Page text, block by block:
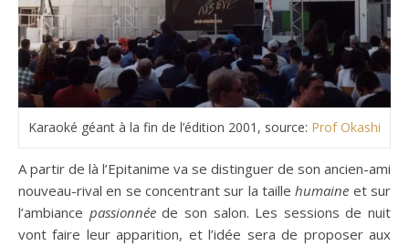
Karaoké géant à la fin de l’édition 2001, source: Prof Okashi
A partir de là l’Epitanime va se distinguer de son ancien-ami
nouveau-rival en se concentrant sur la taillehumaine et sur
l’ambiance passionnéede son salon. Les sessions de nuit
vont faire leur apparition, et l’idée sera de proposer aux